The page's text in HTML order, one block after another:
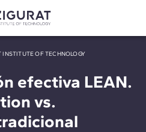
OF TECHNOLOGY
efectiva LEAN.
vs.